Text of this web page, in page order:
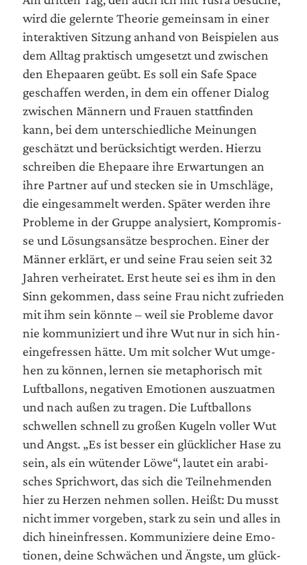
wird die gelern­te Theo­rie gemein­sam in einer
inter­ak­ti­ven Sit­zung anhand von Bei­spie­len aus
dem All­tag prak­tisch umge­setzt und zwi­schen
den Ehe­paa­ren geübt. Es soll ein Safe Space
geschaf­fen wer­den, in dem ein offe­ner Dia­log
zwi­schen Män­nern und Frau­en statt­fin­den
kann, bei dem unter­schied­li­che Mei­nun­gen
geschätzt und berück­sich­tigt wer­den. Hier­zu
schrei­ben die Ehe­paa­re ihre Erwar­tun­gen an
ihre Part­ner auf und ste­cken sie in Umschlä­ge,
die ein­ge­sam­melt wer­den. Spä­ter wer­den ihre
Pro­ble­me in der Grup­pe ana­ly­siert, Kom­pro­mis­
se und Lösungs­an­sät­ze bespro­chen. Einer der
Män­ner erklärt, er und sei­ne Frau sei­en seit 32
Jah­ren ver­hei­ra­tet. Erst heu­te sei es ihm in den
Sinn gekom­men, dass sei­ne Frau nicht zufrie­den
mit ihm sein könn­te – weil sie Pro­ble­me davor
nie kom­mu­ni­ziert und ihre Wut nur in sich hin­
ein­ge­fres­sen hät­te. Um mit sol­cher Wut umge­
hen zu kön­nen, ler­nen sie meta­pho­risch mit
Luft­bal­lons, nega­ti­ven Emo­tio­nen aus­zu­at­men
und nach außen zu tra­gen. Die Luft­bal­lons
schwel­len schnell zu gro­ßen Kugeln vol­ler Wut
und Angst. „Es ist bes­ser ein glück­li­cher Hase zu
sein, als ein wüten­der Löwe“, lau­tet ein ara­bi­
sches Sprich­wort, das sich die Teil­neh­men­den
hier zu Her­zen neh­men sol­len. Heißt: Du musst
nicht immer vor­ge­ben, stark zu sein und alles in
dich hin­ein­fres­sen. Kom­mu­ni­zie­re dei­ne Emo­
tio­nen, dei­ne Schwä­chen und Ängs­te, um glück­